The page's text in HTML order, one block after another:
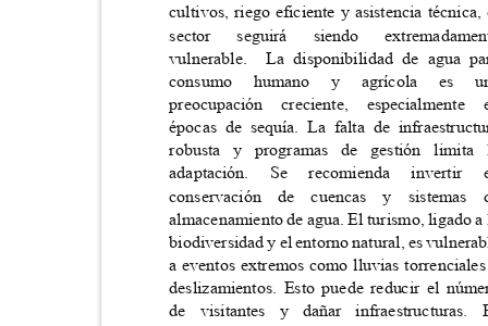
cultivos, riego eficiente y asistencia
sector seguirá siendo
La disponibilidad de agua
humano agrícola
es
creciente,
vulnerable.
consumo
y
preocupación
épocas de sequía. La falta de
robusta y programas de gestión
adaptación.
Se recomienda invertir
conservación de cuencas y
almacenamiento de agua. El turismo, ligado
biodiversidad y el entorno natural, es
a eventos extremos como lluvias
deslizamientos. Esto puede reducir el
de visitantes y dañar